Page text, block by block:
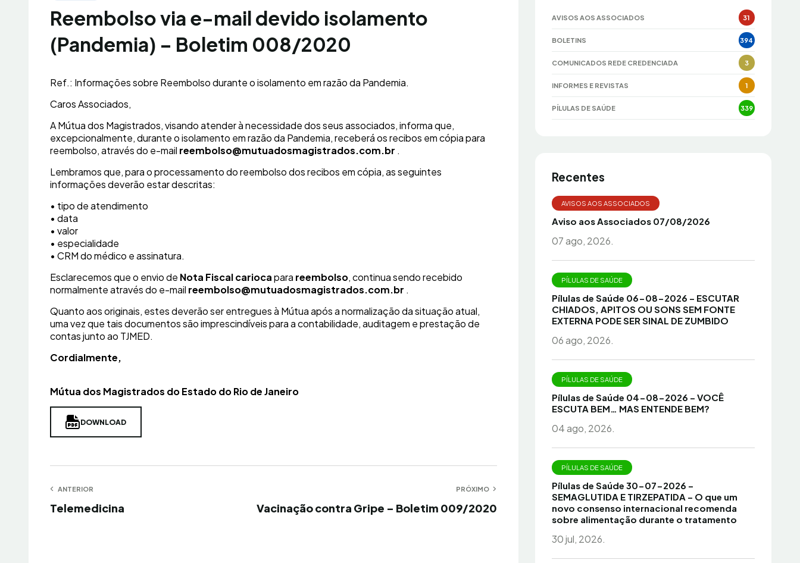
Reembolso via e-mail devido isolamento
(Pandemia) – Boletim 008/2020
Ref.: Informações sobre Reembolso durante o isolamento em razão da Pandemia.
Caros Associados,
A Mútua dos Magistrados, visando atender à necessidade dos seus associados, informa que,
excepcionalmente, durante o isolamento em razão da Pandemia, receberá os recibos em cópia para
reembolso, através do e-mail reembolso@mutuadosmagistrados.com.br .
Lembramos que, para o processamento do reembolso dos recibos em cópia, as seguintes
informações deverão estar descritas:
• tipo de atendimento
• data
• valor
• especialidade
• CRM do médico e assinatura.
Esclarecemos que o envio de Nota Fiscal cariocapara reembolso, continua sendo recebido
normalmente através do e-mail reembolso@mutuadosmagistrados.com.br .
Quanto aos originais, estes deverão ser entregues à Mútua após a normalização da situação atual,
uma vez que tais documentos são imprescindíveis para a contabilidade, auditagem e prestação de
contas junto ao TJMED.
Cordialmente,
Mútua dos Magistrados do Estado do Rio de Janeiro
DOWNLOAD
Navegação
de
ANTERIOR
Anterior
Telemedicina
PRÓXIMO
Próximo
Vacinação contra Gripe – Boletim 009/2020
AVISOS AOS ASSOCIADOS 31
BOLETINS 394
COMUNICADOS REDE CREDENCIADA 3
INFORMES E REVISTAS 1
PÍLULAS DE SAÚDE 339
Recentes
AVISOS AOS ASSOCIADOS
Aviso aos Associados 07/08/2026
07 ago, 2026.
PÍLULAS DE SAÚDE
Pílulas de Saúde 06-08-2026 – ESCUTAR
CHIADOS, APITOS OU SONS SEM FONTE
EXTERNA PODE SER SINAL DE ZUMBIDO
06 ago, 2026.
PÍLULAS DE SAÚDE
Pílulas de Saúde 04-08-2026 – VOCÊ
ESCUTA BEM… MAS ENTENDE BEM?
04 ago, 2026.
PÍLULAS DE SAÚDE
Pílulas de Saúde 30-07-2026 –
SEMAGLUTIDA E TIRZEPATIDA – O que um
novo consenso internacional recomenda
sobre alimentação durante o tratamento
30 jul, 2026.